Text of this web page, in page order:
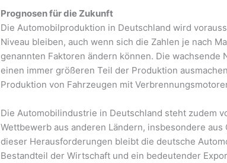
Prognosen für die Zukunft
Die Automobilproduktion in Deutschland wird
Niveau bleiben, auch wenn sich die Zahlen je nach
genannten Faktoren ändern können. Die wachsende
einen immer größeren Teil der Produktion
Produktion von Fahrzeugen mit
Die Automobilindustrie in Deutschland steht zudem
Wettbewerb aus anderen Ländern, insbesondere
dieser Herausforderungen bleibt die deutsche
Bestandteil der Wirtschaft und ein bedeutender